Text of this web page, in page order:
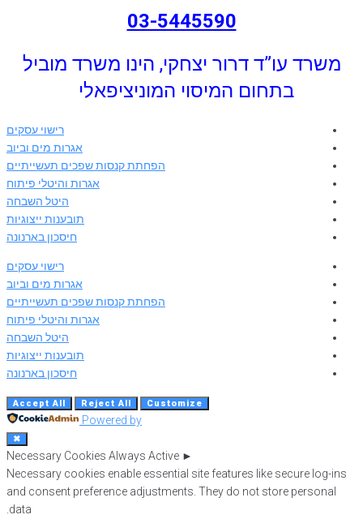
03-5445590
משרד עו”ד דרור יצחקי, הינו משרד מוביל
בתחום המיסוי המוניציפאלי
רישוי עסקים
אגרות מים וביוב
הפחתת קנסות שפכים תעשייתיים
אגרות והיטלי פיתוח
היטל השבחה
תובענות ייצוגיות
חיסכון בארנונה
רישוי עסקים
אגרות מים וביוב
הפחתת קנסות שפכים תעשייתיים
אגרות והיטלי פיתוח
היטל השבחה
תובענות ייצוגיות
חיסכון בארנונה
Customize
Reject All
Accept All
Powered by
✖
►
Necessary Cookies Always Active
Necessary cookies enable essential site features like secure log-ins
and consent preference adjustments. They do not store personal
data.